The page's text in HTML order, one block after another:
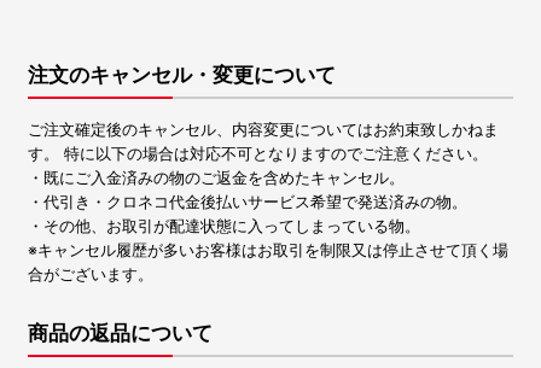
注文のキャンセル・変更について
ご注文確定後のキャンセル、内容変更についてはお約束致しかねま
す。 特に以下の場合は対応不可となりますのでご注意ください。
・既にご入金済みの物のご返金を含めたキャンセル。
・代引き・クロネコ代金後払いサービス希望で発送済みの物。
・その他、お取引が配達状態に入ってしまっている物。
※キャンセル履歴が多いお客様はお取引を制限又は停止させて頂く場
合がございます。
商品の返品について